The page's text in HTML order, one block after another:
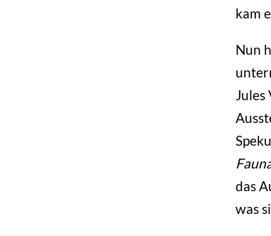
kam
Nun
Jules
das
was